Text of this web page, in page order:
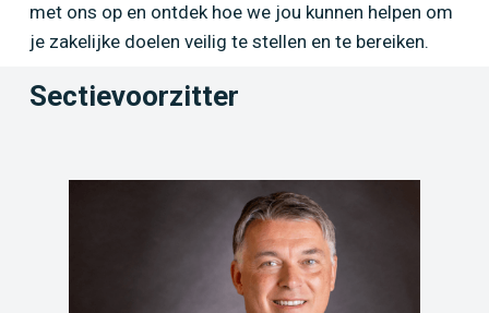
met ons op en ontdek hoe we jou kunnen helpen om
je zakelijke doelen veilig te stellen en te bereiken.
Sectievoorzitter